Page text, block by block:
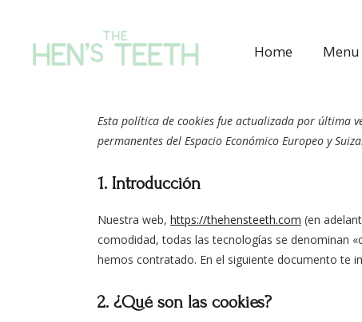
Home Menu
Esta política de cookies fue actualizada por última
permanentes del Espacio Económico Europeo y Suiza.
1. Introducción
Nuestra web, https://thehensteeth.com (en
comodidad, todas las tecnologías se denominan
hemos contratado. En el siguiente documento te
2. ¿Qué son las cookies?